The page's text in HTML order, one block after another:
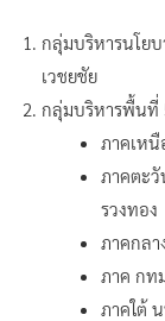
กลุ่มบริหารนโย
เวชยชัย
กลุ่มบริหารพื้นที่
ภาคเห
ภาคตะวั
รวงทอง
ภาคกลา
ภาค กท
ภาคใต้